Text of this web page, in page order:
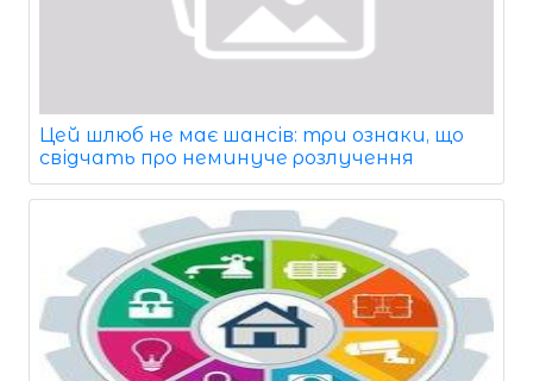
Цей шлюб не має шансів: три ознаки, що
свідчать про неминуче розлучення